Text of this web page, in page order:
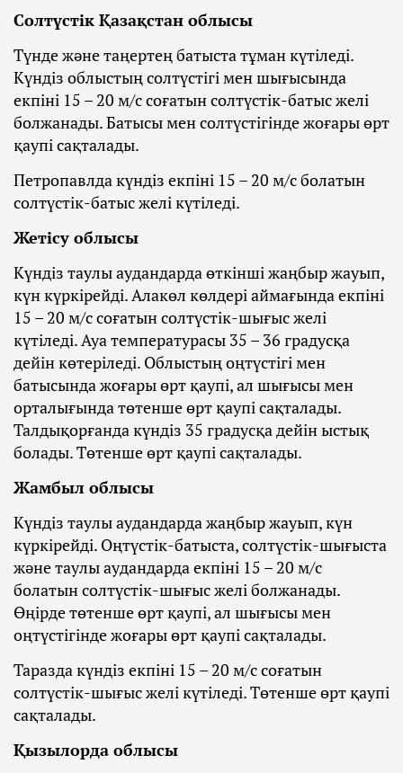
Солтүстік Қазақстан облысы
Түнде және таңертең батыста тұман күтіледі.
Күндіз облыстың солтүстігі мен шығысында
екпіні 15 – 20 м/с соғатын солтүстік-батыс желі
болжанады. Батысы мен солтүстігінде жоғары өрт
қаупі сақталады.
Петропавлда күндіз екпіні 15 – 20 м/с болатын
солтүстік-батыс желі күтіледі.
Жетісу облысы
Күндіз таулы аудандарда өткінші жаңбыр жауып,
күн күркірейді. Алакөл көлдері аймағында екпіні
15 – 20 м/с соғатын солтүстік-шығыс желі
күтіледі. Ауа температурасы 35 – 36 градусқа
дейін көтеріледі. Облыстың оңтүстігі мен
батысында жоғары өрт қаупі, ал шығысы мен
орталығында төтенше өрт қаупі сақталады.
Талдықорғанда күндіз 35 градусқа дейін ыстық
болады. Төтенше өрт қаупі сақталады.
Жамбыл облысы
Күндіз таулы аудандарда жаңбыр жауып, күн
күркірейді. Оңтүстік-батыста, солтүстік-шығыста
және таулы аудандарда екпіні 15 – 20 м/с
болатын солтүстік-шығыс желі болжанады.
Өңірде төтенше өрт қаупі, ал шығысы мен
оңтүстігінде жоғары өрт қаупі сақталады.
Таразда күндіз екпіні 15 – 20 м/с соғатын
солтүстік-шығыс желі күтіледі. Төтенше өрт қаупі
сақталады.
Қызылорда облысы